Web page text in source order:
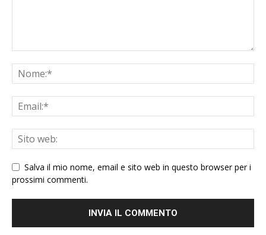
Salva il mio nome, email e sito web in questo browser per i
prossimi commenti.